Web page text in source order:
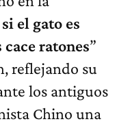
el gato es
ratones”
reflejando su
los antiguos
Chino una